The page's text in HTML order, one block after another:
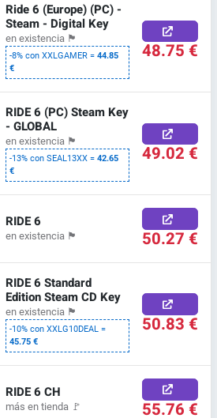
Ride 6 (Europe) (PC) -
Steam - Digital Key
en existencia 🏴
-8% con XXLGAMER =44.85
€
48.75 €
RIDE 6 (PC) Steam Key
- GLOBAL
en existencia 🏴
-13% con SEAL13XX =42.65
€
49.02 €
RIDE 6
en existencia 🏴 50.27 €
RIDE 6 Standard
Edition Steam CD Key
en existencia 🏴
-10% con XXLG10DEAL =
45.75 €
50.83 €
RIDE 6 CH
más en tienda 🚩 55.76 €